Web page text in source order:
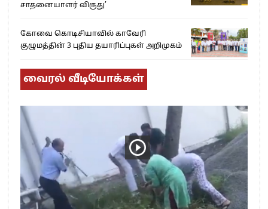
சாதனையாளர் விருது’
கோவை கொடிசியாவில் காவேரி
குழுமத்தின் 3 புதிய தயாரிப்புகள் அறிமுகம்
வைரல் வீடியோக்கள்